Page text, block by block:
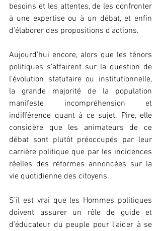
besoins et les attentes, de les confronter
à une expertise ou à un débat, et enfin
d’élaborer des propositions d’actions.
Aujourd’hui encore, alors que les ténors
politiques s’affairent sur la question de
l’évolution statutaire ou institutionnelle,
la grande majorité de la population
manifeste incompréhension et
indifférence quant à ce sujet. Pire, elle
considère que les animateurs de ce
débat sont plutôt préoccupés par leur
carrière politique que par les incidences
réelles des réformes annoncées sur la
vie quotidienne des citoyens.
S’il est vrai que les Hommes politiques
doivent assurer un rôle de guide et
d’éducateur du peuple pour l’aider à se